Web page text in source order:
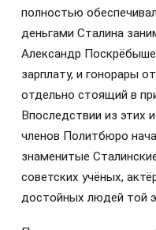
полностью
деньгами Сталина
Александр
зарплату, и гонорары
отдельно стоящий в
Впоследствии из этих
членов Политбюро
знаменитые
советских учёных,
достойных людей той